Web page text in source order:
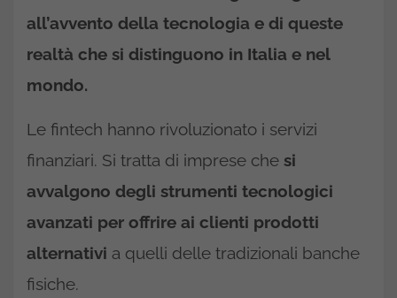
all’avvento della tecnologia e di queste
realtà che si distinguono in Italia e nel
mondo.
Le fintech hanno rivoluzionato i servizi
finanziari. Si tratta di imprese che si
avvalgono degli strumenti tecnologici
avanzati per offrire ai clienti prodotti
alternativi a quelli delle tradizionali banche
fisiche.